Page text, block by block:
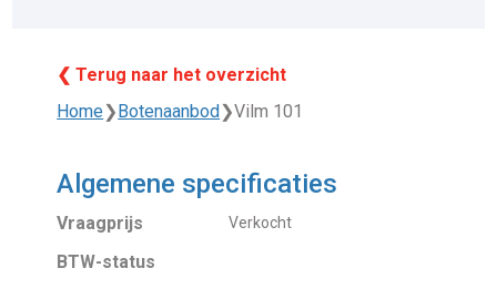
❮ Terug naar het overzicht
Home❯Botenaanbod❯Vilm 101
Algemene specificaties
Vraagprijs Verkocht
BTW-status